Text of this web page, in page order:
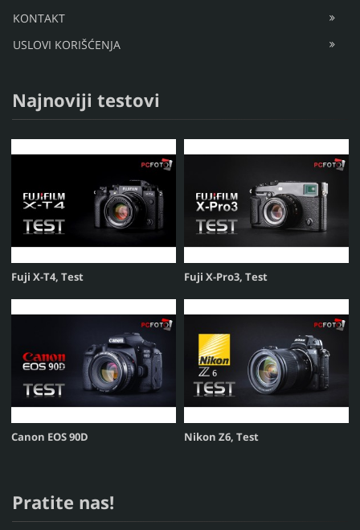
KONTAKT
USLOVI KORIŠĆENJA
Najnoviji testovi
Fuji X-T4, Test Fuji X-Pro3, Test
Canon EOS 90D Nikon Z6, Test
Pratite nas!